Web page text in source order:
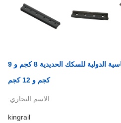
مواصفات ألواح الأسماك القياسية الدولية للسكك الحديدية 8 كجم و 9
كجم و 12 كجم
الاسم التجاري:
kingrail